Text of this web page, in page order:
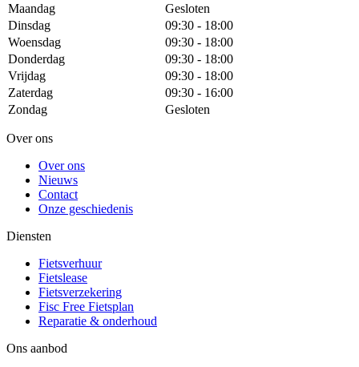
Maandag
Gesloten
Dinsdag
09:30 - 18:00
Woensdag
09:30 - 18:00
Donderdag
09:30 - 18:00
Vrijdag
09:30 - 18:00
Zaterdag
09:30 - 16:00
Zondag
Gesloten
Over ons
Over ons
Nieuws
Contact
Onze geschiedenis
Diensten
Fietsverhuur
Fietslease
Fietsverzekering
Fisc Free Fietsplan
Reparatie & onderhoud
Ons aanbod